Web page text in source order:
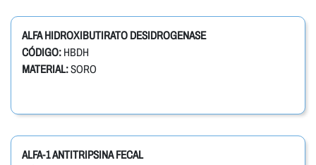
ALFA HIDROXIBUTIRATO DESIDROGENASE
CÓDIGO: HBDH
MATERIAL:SORO
ALFA-1 ANTITRIPSINA FECAL